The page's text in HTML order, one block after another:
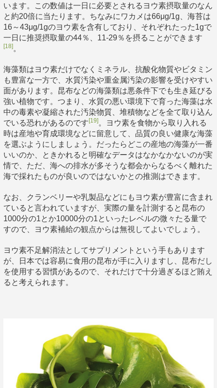
います。この数値は一日に必要とされるヨウ素摂取量のなん
と約20倍に当たります。ちなみにワカメは66μg/1g、海苔は
16～43μg/1gのヨウ素を含有しており、それぞれたった1gで
一日に推奨摂取量の44％、11-29％を摂ることができます
[18]。
海藻類はヨウ素だけでなくミネラル、抗酸化物質やビタミン
も豊富な一方で、水質汚染や重金属汚染の影響を受けやすい
面があります。昆布などの海藻類は悪条件下でも生き延びる
強い植物です。つまり、水質の悪い環境下で育った海藻は水
中の毒素や凝縮された汚染物質、堆積物などを全て取り込ん
でいる恐れがあるのです [19]。ヨウ素を食物から取り入れる
時は産地や育成環境などに留意して、品質の良い健康な海藻
を選ぶようにしましょう。だったらどこの産地の海藻が一番
いいのか、ときかれると明確なデータはなかなかないのが実
情で、ただ、海への排水が多そうな都会からなるべく離れた
海で採れたものが良いのではないかとの推測はできます。
なお、クランベリーや乳製品などにもヨウ素が豊富に含まれ
ていると言われていますが、実際の量を計測すると昆布の
1000分の1とか10000分の1といったレベルの微々たる量で
すので、ヨウ素補給の観点からは無視してよいでしょう。
ヨウ素不足解消法としてサプリメントという手もあります
が、日本では容易に食用の昆布が手に入りますし、昆布だし
を使用する習慣があるので、それだけで十分過ぎるほど賄え
ると考えられます。